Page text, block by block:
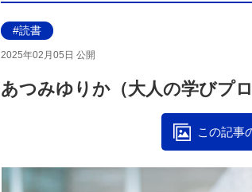
#読書
2025年02月05日 公開
あつみゆりか（大人の学びプロ
この記事